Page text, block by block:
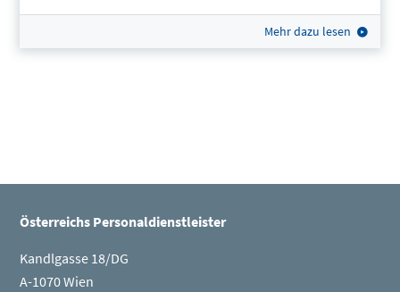
Mehr dazu lesen
Österreichs Personaldienstleister
Kandlgasse 18/DG
A-1070 Wien